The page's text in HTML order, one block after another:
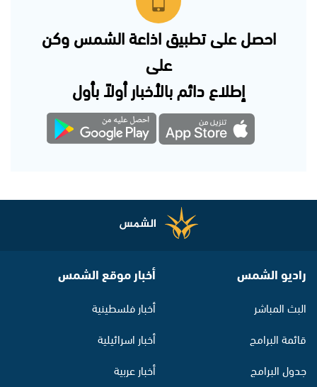
احصل على تطبيق اذاعة الشمس وكن
على
إطلاع دائم بالأخبار أولاً بأول
راديو الشمس
البث المباشر
قائمة البرامج
جدول البرامج
أخبار موقع الشمس
أخبار فلسطينية
أخبار اسرائيلية
أخبار عربية